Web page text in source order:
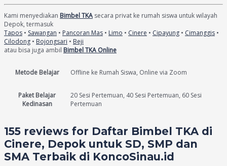
Kami menyediakan Bimbel TKA secara privat ke rumah siswa untuk wilayah
Depok, termasuk
Tapos • Sawangan • Pancoran Mas • Limo • Cinere • Cipayung • Cimanggis •
Cilodong • Bojongsari • Beji
atau bisa juga ambil Bimbel TKA Online
Metode Belajar Offline ke Rumah Siswa, Online via Zoom
Paket Belajar
Kedinasan
20 Sesi Pertemuan, 40 Sesi Pertemuan, 60 Sesi
Pertemuan
155 reviews for Daftar Bimbel TKA di
Cinere, Depok untuk SD, SMP dan
SMA Terbaik di KoncoSinau.id